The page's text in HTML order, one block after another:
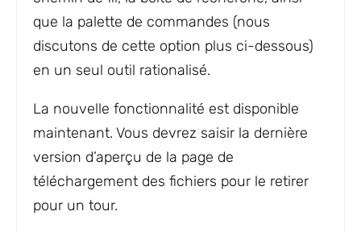
que la palette de commandes (nous
discutons de cette option plus ci-dessous)
en un seul outil rationalisé.
La nouvelle fonctionnalité est disponible
maintenant. Vous devrez saisir la dernière
version d’aperçu de la page de
téléchargement des fichiers pour le retirer
pour un tour.